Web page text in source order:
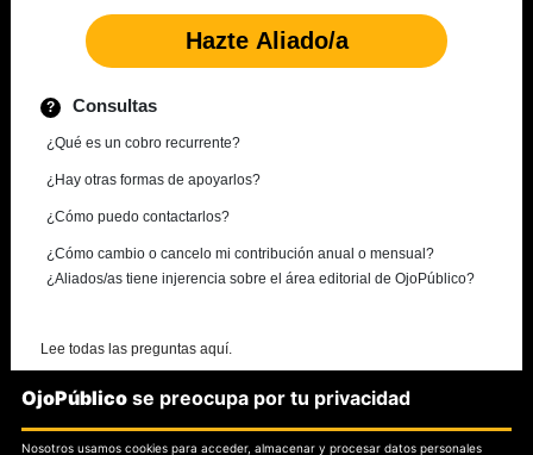
Consultas
¿Qué es un cobro recurrente?
¿Hay otras formas de apoyarlos?
¿Cómo puedo contactarlos?
¿Cómo cambio o cancelo mi contribución anual o mensual?
¿Aliados/as tiene injerencia sobre el área editorial de OjoPúblico?
Lee todas las preguntas aquí.
¿Necesitas más información?
OjoPúblico se preocupa por tu privacidad
Nosotros usamos cookies para acceder, almacenar y procesar datos personales